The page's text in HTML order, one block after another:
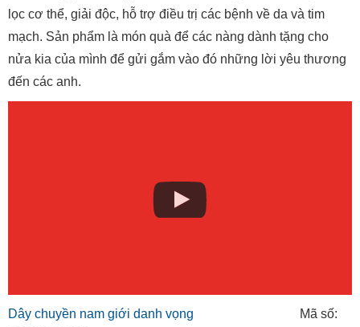
lọc cơ thể, giải độc, hỗ trợ điều trị các bệnh về da và tim
mạch. Sản phẩm là món quà để các nàng dành tặng cho
nửa kia của mình để gửi gắm vào đó những lời yêu thương
đến các anh.
Dây chuyền nam giới danh vọng Mã số: